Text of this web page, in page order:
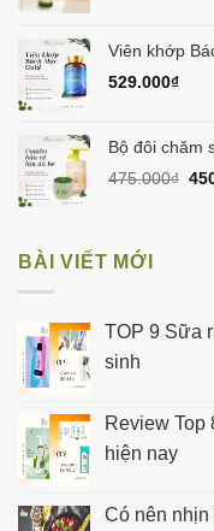
Viên khớp
529.000₫
Bộ đôi chăm
475.000₫ Giá
BÀI VIẾT MỚI
TOP 9 Sữa
sinh
Review Top
hiện nay
Có nên nhịn